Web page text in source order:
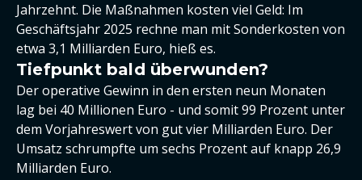
Jahrzehnt. Die Maßnahmen kosten viel Geld: Im
Geschäftsjahr 2025 rechne man mit Sonderkosten von
etwa 3,1 Milliarden Euro, hieß es.
Tiefpunkt bald überwunden?
Der operative Gewinn in den ersten neun Monaten
lag bei 40 Millionen Euro - und somit 99 Prozent unter
dem Vorjahreswert von gut vier Milliarden Euro. Der
Umsatz schrumpfte um sechs Prozent auf knapp 26,9
Milliarden Euro.